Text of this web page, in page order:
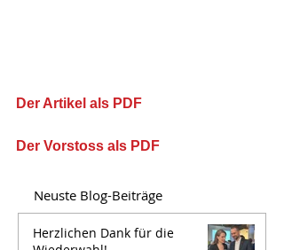
Der Artikel als PDF
Der Vorstoss als PDF
Neuste Blog-Beiträge
Herzlichen Dank für die